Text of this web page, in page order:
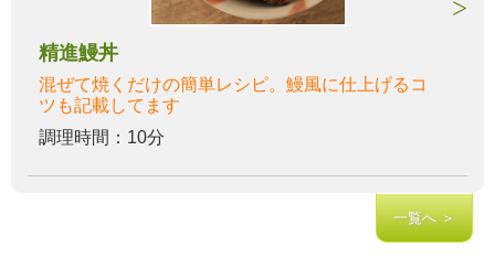
精進鰻丼
混ぜて焼くだけの簡単レシピ。鰻風に仕上げるコ
ツも記載してます
調理時間：10分
一覧へ ＞